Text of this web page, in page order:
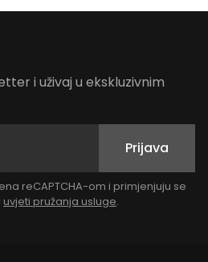
i uživaj u ekskluzivnim
Prijava
reCAPTCHA-om i primjenjuju se
uvjeti pružanja usluge.